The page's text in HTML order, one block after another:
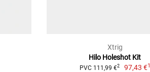
Xtrig
Hilo Holeshot Kit
PVC 111,99 €2 97,43 €1